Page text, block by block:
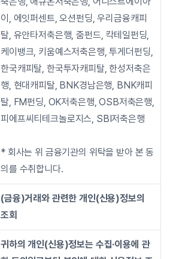
이, 에잇퍼센트, 오션펀딩, 우리금융캐피
탈, 유안타저축은행, 줌펀드, 칵테일펀딩,
케이뱅크, 키움예스저축은행, 투게더펀딩,
한국캐피탈, 한국투자캐피탈, 한성저축은
행, 현대캐피탈, BNK경남은행, BNK캐피
탈, FM펀딩, OK저축은행, OSB저축은행,
피에프씨티테크놀로지스, SBI저축은행
* 회사는 위 금융기관의 위탁을 받아 본 동
의를 수취합니다.
(금융)거래와 관련한 개인(신용)정보의
조회
귀하의 개인(신용)정보는 수집∙이용에 관